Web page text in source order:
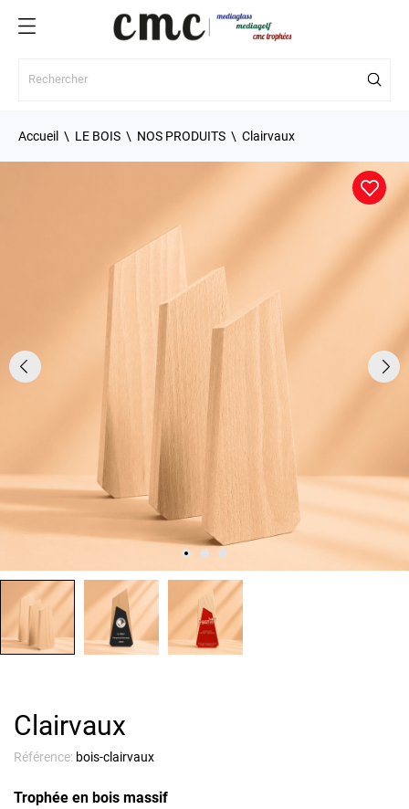
Accueil LE BOIS NOS PRODUITS Clairvaux
Clairvaux
Référence: bois-clairvaux
Trophée en bois massif